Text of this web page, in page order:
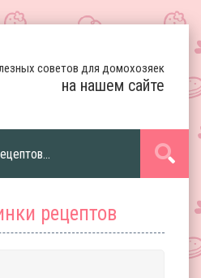
советов для домохозяек
на нашем сайте
рецептов